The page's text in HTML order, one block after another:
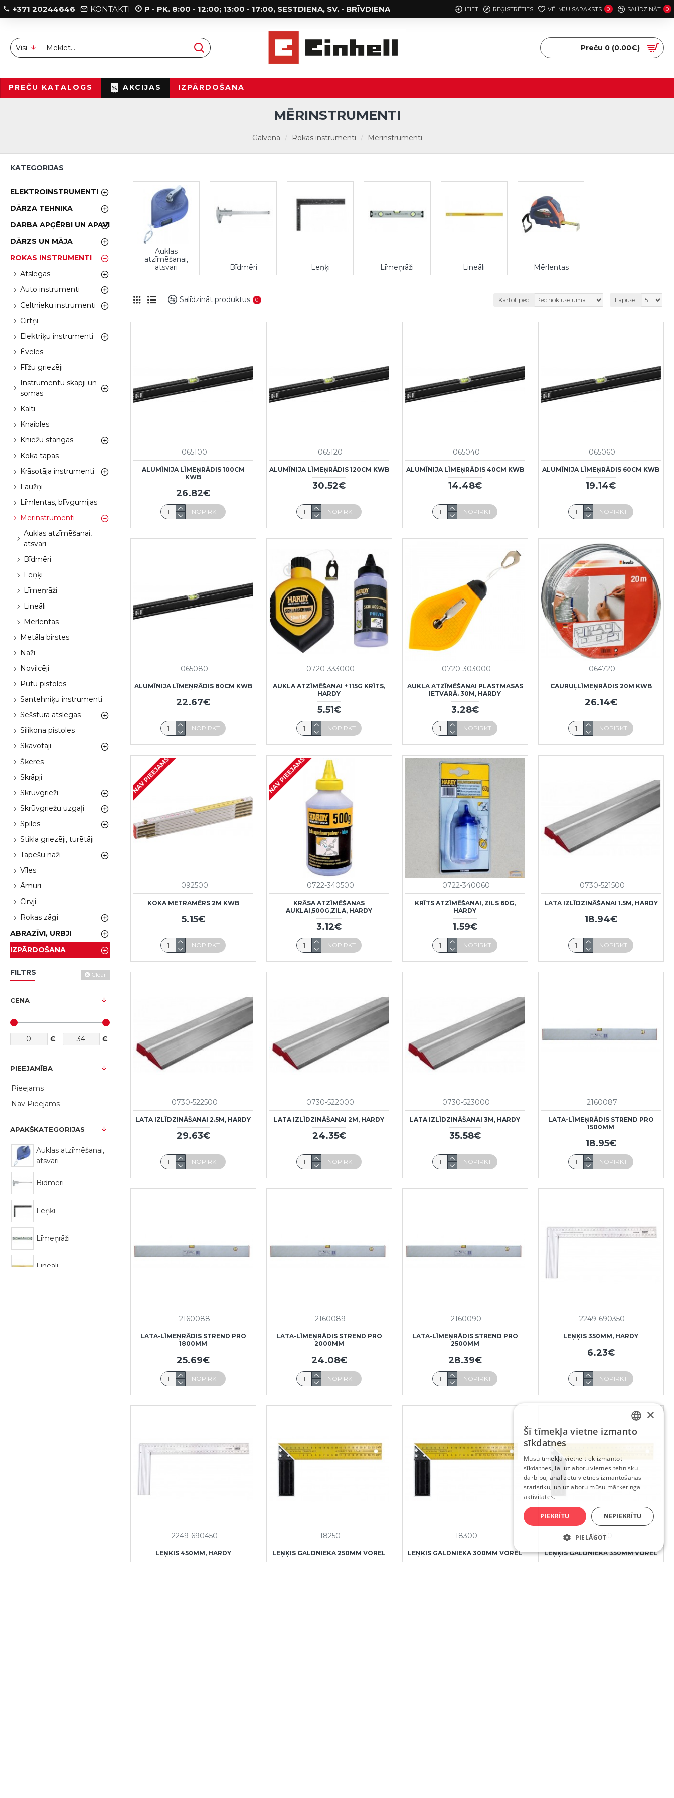
+371 20244646 KONTAKTI P - PK. 8:00 - 12:00; 13:00 - 17:00, SESTDIENA, SV. - BRĪVDIENA IEIET REĢISTRĒTIES VĒLMJU SARAKSTS 0 SALĪDZINĀT 0
Visi Preču 0 (0.00€)
PREČU KATALOGS AKCIJAS IZPĀRDOŠANA
Galvenā Rokas instrumenti Mērinstrumenti
MĒRINSTRUMENTI
KATEGORIJAS
ELEKTROINSTRUMENTI
DĀRZA TEHNIKA
DARBA APĢĒRBI UN APAVI
DĀRZS UN MĀJA
ROKAS INSTRUMENTI
Atslēgas
Auto instrumenti
Celtnieku instrumenti
Cirtņi
Elektriķu instrumenti
Ēveles
Flīžu griezēji
Instrumentu skapji un
somas
Kalti
Knaibles
Kniežu stangas
Koka tapas
Krāsotāja instrumenti
Laužņi
Līmlentas, blīvgumijas
Mērinstrumenti
Auklas atzīmēšanai,
atsvari
Bīdmēri
Leņķi
Līmeņrāži
Lineāli
Mērlentas
Metāla birstes
Naži
Novilcēji
Putu pistoles
Santehniķu instrumenti
Sešstūra atslēgas
Silikona pistoles
Skavotāji
Šķēres
Skrāpji
Skrūvgrieži
Skrūvgriežu uzgaļi
Spīles
Stikla griezēji, turētāji
Tapešu naži
Vīles
Āmuri
Cirvji
Rokas zāģi
ABRAZĪVI, URBJI
IZPĀRDOŠANA
FILTRS Clear
CENA
€ €
APAKŠKATEGORIJAS
Auklas atzīmēšanai,
atsvari
Bīdmēri
Leņķi
Līmeņrāži
Lineāli
PIEEJAMĪBA
Pieejams
Nav Pieejams
Auklas
atzīmēšanai,
atsvari
Bīdmēri Leņķi Līmeņrāži Lineāli Mērlentas
Salīdzināt produktus 0 Kārtot pēc: Lapusē:
065100
ALUMĪNIJA LĪMEŅRĀDIS 100CM
KWB
26.82€
NOPIRKT
065120
ALUMĪNIJA LĪMEŅRĀDIS 120CM KWB
30.52€
NOPIRKT
065040
ALUMĪNIJA LĪMEŅRĀDIS 40CM KWB
14.48€
NOPIRKT
065060
ALUMĪNIJA LĪMEŅRĀDIS 60CM KWB
19.14€
NOPIRKT
065080
ALUMĪNIJA LĪMEŅRĀDIS 80CM KWB
22.67€
NOPIRKT
0720-333000
AUKLA ATZĪMĒŠANAI + 115G KRĪTS,
HARDY
5.51€
NOPIRKT
0720-303000
AUKLA ATZĪMĒŠANAI PLASTMASAS
IETVARĀ. 30M, HARDY
3.28€
NOPIRKT
064720
CAURUĻLĪMEŅRĀDIS 20M KWB
26.14€
NOPIRKT
NAV PIEEJAMS
092500
KOKA METRAMĒRS 2M KWB
5.15€
NOPIRKT
NAV PIEEJAMS
0722-340500
KRĀSA ATZĪMĒŠANAS
AUKLAI,500G,ZILA, HARDY
3.12€
NOPIRKT
0722-340060
KRĪTS ATZĪMĒŠANAI, ZILS 60G,
HARDY
1.59€
NOPIRKT
0730-521500
LATA IZLĪDZINĀŠANAI 1.5M, HARDY
18.94€
NOPIRKT
0730-522500
LATA IZLĪDZINĀŠANAI 2.5M, HARDY
29.63€
NOPIRKT
0730-522000
LATA IZLĪDZINĀŠANAI 2M, HARDY
24.35€
NOPIRKT
0730-523000
LATA IZLĪDZINĀŠANAI 3M, HARDY
35.58€
NOPIRKT
2160087
LATA-LĪMEŅRĀDIS STREND PRO
1500MM
18.95€
NOPIRKT
2160088
LATA-LĪMEŅRĀDIS STREND PRO
1800MM
25.69€
NOPIRKT
2160089
LATA-LĪMEŅRĀDIS STREND PRO
2000MM
24.08€
NOPIRKT
2160090
LATA-LĪMEŅRĀDIS STREND PRO
2500MM
28.39€
NOPIRKT
2249-690350
LEŅĶIS 350MM, HARDY
6.23€
NOPIRKT
2249-690450
LEŅĶIS 450MM, HARDY
18250
LEŅĶIS GALDNIEKA 250MM VOREL
18300
LEŅĶIS GALDNIEKA 300MM VOREL
18350
LEŅĶIS GALDNIEKA 350MM VOREL
LATVIAN
ENGLISH
×
Šī tīmekļa vietne izmanto
sīkdatnes
Mūsu tīmekļa vietnē tiek izmantoti
sīkdatnes, lai uzlabotu vietnes tehnisku
darbību, analizētu vietnes izmantošanas
statistiku, un uzlabotu mūsu mārketinga
aktivitātes.
PIEKRĪTU NEPIEKRĪTU
PIELĀGOT